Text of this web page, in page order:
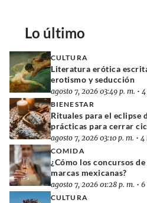
Lo último
CULTURA
Literatura erótica
erotismo y seducción
agosto 7, 2026 03:49 p. m. •
BIENESTAR
Rituales para el eclipse
prácticas para cerrar
agosto 7, 2026 03:10 p. m. • 4
COMIDA
¿Cómo los concursos
marcas mexicanas?
agosto 7, 2026 01:28 p. m. • 6
CULTURA